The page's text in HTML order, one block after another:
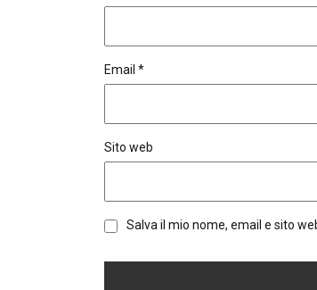
Email *
Sito web
Salva il mio nome, email e sito